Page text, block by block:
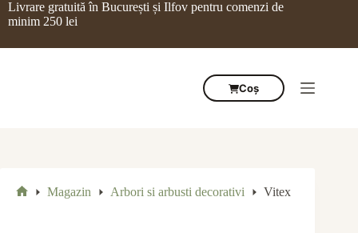
SariLivrare gratuită în București și Ilfov pentru comenzi de
minim 250 lei
Coș
Magazin Arbori si arbusti decorativi Vitex